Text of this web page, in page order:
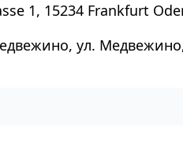
1, 15234 Frankfurt
ул.